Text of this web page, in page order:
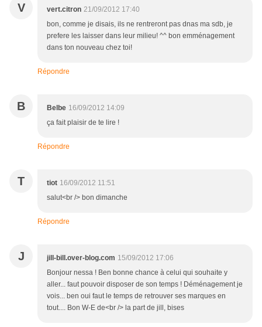
V vert.citron 21/09/2012 17:40
bon, comme je disais, ils ne rentreront pas dnas ma sdb, je
prefere les laisser dans leur milieu! ^^ bon emménagement
dans ton nouveau chez toi!
Répondre
B Belbe 16/09/2012 14:09
ça fait plaisir de te lire !
Répondre
T tiot 16/09/2012 11:51
salut<br /> bon dimanche
Répondre
J jill-bill.over-blog.com 15/09/2012 17:06
Bonjour nessa ! Ben bonne chance à celui qui souhaite y
aller... faut pouvoir disposer de son temps ! Déménagement je
vois... ben oui faut le temps de retrouver ses marques en
tout.... Bon W-E de<br /> la part de jill, bises